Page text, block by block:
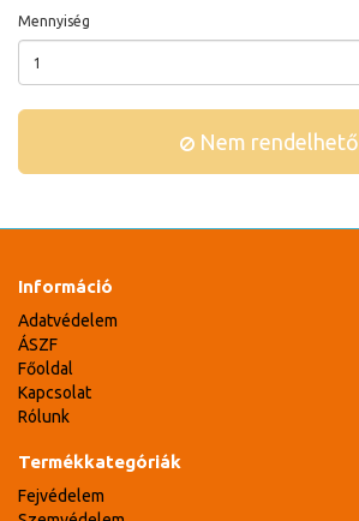
Mennyiség
Nem rendelhető
Információ
Adatvédelem
ÁSZF
Főoldal
Kapcsolat
Rólunk
Termékkategóriák
Fejvédelem